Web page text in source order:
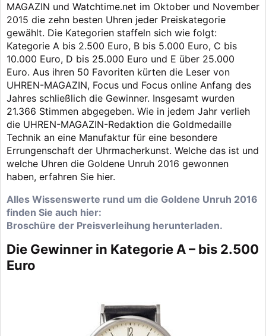
MAGAZIN und Watchtime.net im Oktober und November
2015 die zehn besten Uhren jeder Preiskategorie
gewählt. Die Kategorien staffeln sich wie folgt:
Kategorie A bis 2.500 Euro, B bis 5.000 Euro, C bis
10.000 Euro, D bis 25.000 Euro und E über 25.000
Euro. Aus ihren 50 Favoriten kürten die Leser von
UHREN-MAGAZIN, Focus und Focus online Anfang des
Jahres schließlich die Gewinner. Insgesamt wurden
21.366 Stimmen abgegeben. Wie in jedem Jahr verlieh
die UHREN-MAGAZIN-Redaktion die Goldmedaille
Technik an eine Manufaktur für eine besondere
Errungenschaft der Uhrmacherkunst. Welche das ist und
welche Uhren die Goldene Unruh 2016 gewonnen
haben, erfahren Sie hier.
Alles Wissenswerte rund um die Goldene Unruh 2016
finden Sie auch hier:
Broschüre der Preisverleihung herunterladen.
Die Gewinner in Kategorie A – bis 2.500
Euro